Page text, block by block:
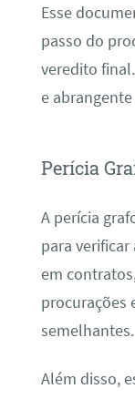
Esse
passo do
veredito
e
Perícia
A perícia
para
em
procurações
semelhantes.
Além disso,